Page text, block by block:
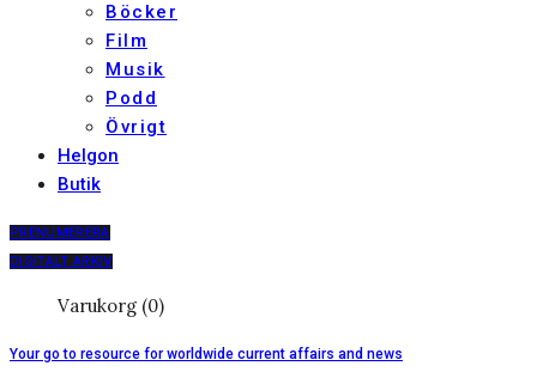
Böcker
Film
Musik
Podd
Övrigt
Helgon
Butik
PRENUMERERA
DIGITALT ARKIV
Varukorg (0)
Your go to resource for worldwide current affairs and news